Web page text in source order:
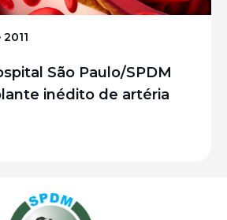
São Paulo/SPDM
inédito de artéria